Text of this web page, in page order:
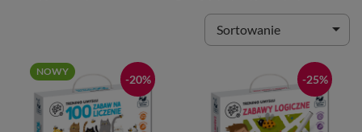
Sortowanie 
NOWY
-20% -25%